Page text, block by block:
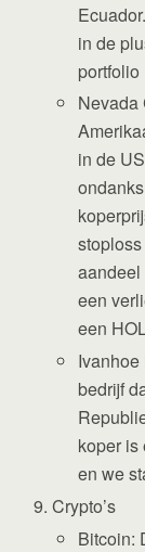
in de
portfolio
Nevada
in de
aandeel
een
een
bedrijf
koper is
en we
Crypto’s
Bitcoin: